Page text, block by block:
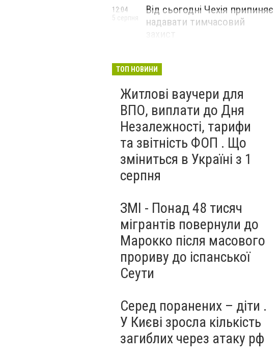
Від сьогодні Чехія припиняє
надавати тимчасовий
12:04
5 серпня
ТОП НОВИНИ
Житлові ваучери для
ВПО, виплати до Дня
Незалежності, тарифи
та звітність ФОП . Що
зміниться в Україні з 1
серпня
ЗМІ - Понад 48 тисяч
мігрантів повернули до
Марокко після масового
прориву до іспанської
Сеути
Серед поранених – діти .
У Києві зросла кількість
загиблих через атаку рф